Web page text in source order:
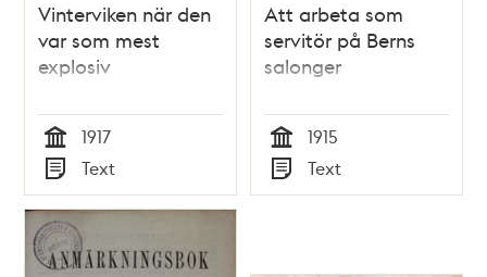
Vinterviken när den
var som mest
explosiv
Tid
1917
Typ
Text
Att arbeta som
servitör på Berns
salonger
Tid
1915
Typ
Text